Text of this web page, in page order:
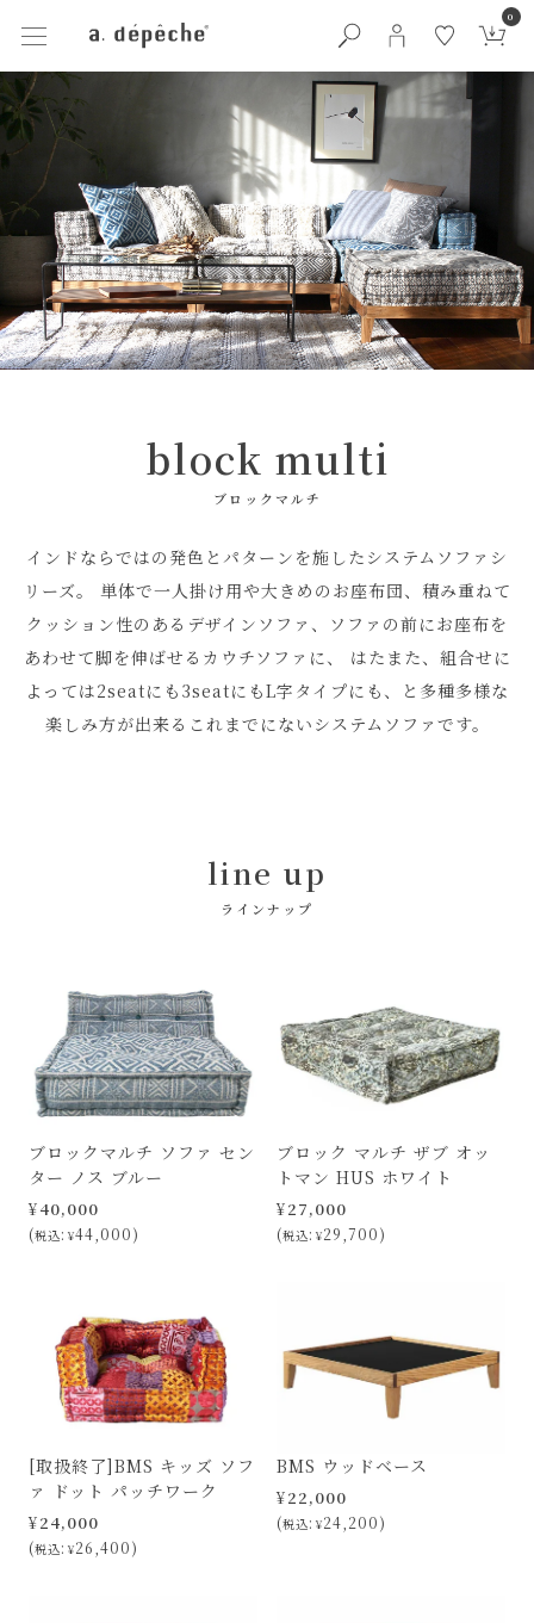
0
block multi
ブロックマルチ
インドならではの発色とパターンを施したシステムソファシ
リーズ。
単体で一人掛け用や大きめのお座布団、積み重ねて
クッション性のあるデザインソファ、ソファの前にお座布を
あわせて脚を伸ばせるカウチソファに、
はたまた、組合せに
よっては2seatにも3seatにもL字タイプにも、と多種多様な
楽しみ方が出来るこれまでにないシステムソファです。
line up
ラインナップ
ブロックマルチ ソファ セン
ター ノス ブルー
¥40,000
税込 ¥44,000
ブロック マルチ ザブ オッ
トマン HUS ホワイト
¥27,000
税込 ¥29,700
[取扱終了]BMS キッズ ソフ
ァ ドット パッチワーク
¥24,000
税込 ¥26,400
BMS ウッドベース
¥22,000
税込 ¥24,200